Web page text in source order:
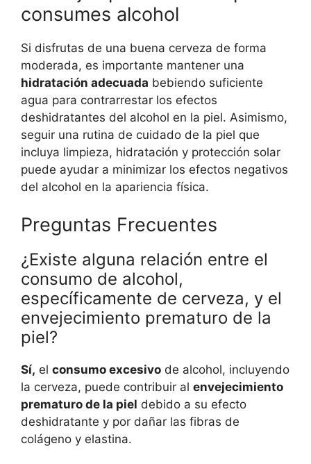
consumes alcohol
Si disfrutas de una buena cerveza de forma
moderada, es importante mantener una
hidratación adecuada bebiendo suficiente
agua para contrarrestar los efectos
deshidratantes del alcohol en la piel. Asimismo,
seguir una rutina de cuidado de la piel que
incluya limpieza, hidratación y protección solar
puede ayudar a minimizar los efectos negativos
del alcohol en la apariencia física.
Preguntas Frecuentes
¿Existe alguna relación entre el
consumo de alcohol,
específicamente de cerveza, y el
envejecimiento prematuro de la
piel?
Sí, el consumo excesivo de alcohol, incluyendo
la cerveza, puede contribuir al envejecimiento
prematuro de la piel debido a su efecto
deshidratante y por dañar las fibras de
colágeno y elastina.